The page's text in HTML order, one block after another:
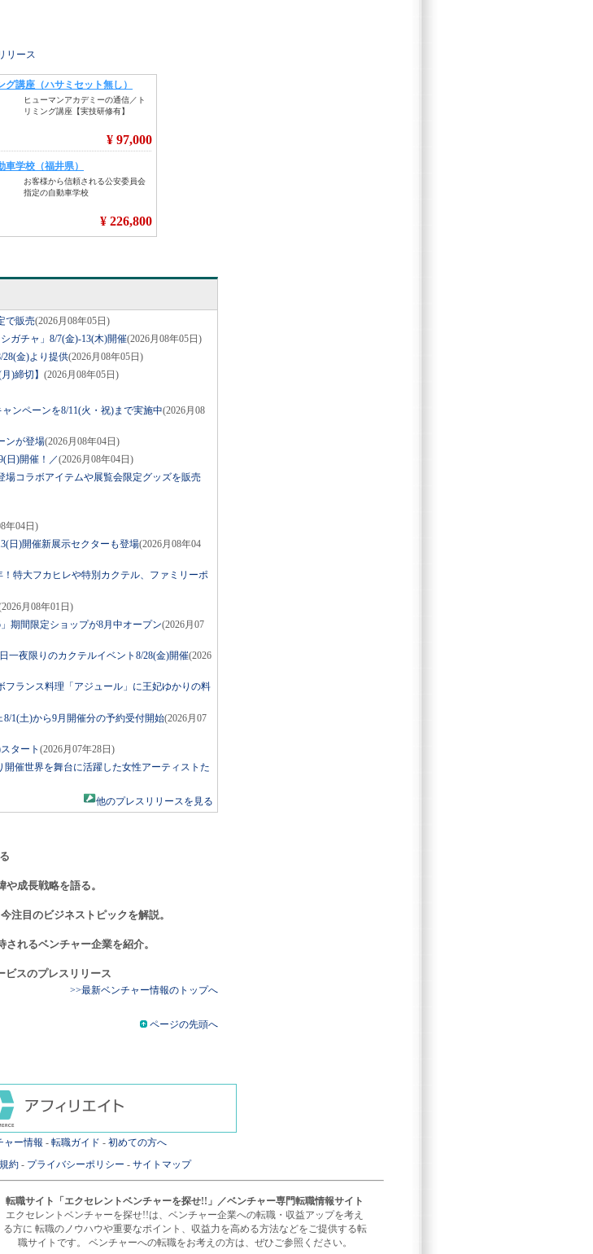
リース
で販売(2026月08年05日)
ガチャ」8/7(金)-13(木)開催(2026月08年05日)
金)より提供(2026月08年05日)
)締切】 (2026月08年05日)
ンペーンを8/11(火・祝)まで実施中(2026月08
ンが登場(2026月08年04日)
日)開催！／(2026月08年04日)
場コラボアイテムや展覧会限定グッズを販売
年04日)
日)開催新展示セクターも登場(2026月08年04
特大フカヒレや特別カクテル、ファミリーポ
月08年01日)
期間限定ショップが8月中オープン(2026月07
一夜限りのカクテルイベント8/28(金)開催(2026
ランス料理「アジュール」に王妃ゆかりの料
1(土)から9月開催分の予約受付開始(2026月07
タート (2026月07年28日)
催世界を舞台に活躍した女性アーティストた
他のプレスリリースを見る
成長戦略を語る。
注目のビジネストピックを解説。
れるベンチャー企業を紹介。
ビスのプレスリリース
>>最新ベンチャー情報のトップへ
ページの先頭へ
ャー情報 - 転職ガイド - 初めての方へ
約 - プライバシーポリシー - サイトマップ
転職サイト
「エクセレントベンチャーを探せ!!」／ベンチャー専門転職情報サイト
エクセレントベンチャーを探せ!!は、ベンチャー企業への転職・収益アップを考え
る方に 転職のノウハウや重要なポイント、収益力を高める方法などをご提供する転
職サイトです。 ベンチャーへの転職をお考えの方は、ぜひご参照ください。